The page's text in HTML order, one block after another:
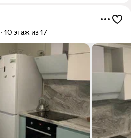
10 этаж из 17